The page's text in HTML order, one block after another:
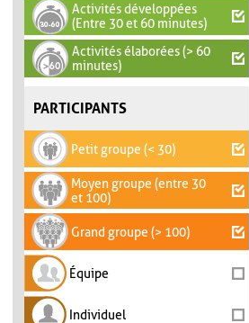
Activités développées
(Entre 30 et 60 minutes)
Activités élaborées (> 60
minutes)
PARTICIPANTS
Petit groupe (< 30)
Moyen groupe (entre 30
et 100)
Grand groupe (> 100)
Équipe
Individuel